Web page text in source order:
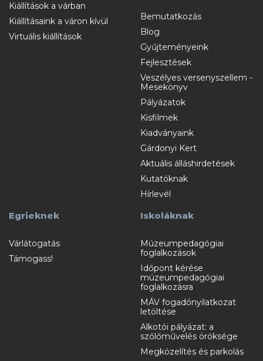
Kiállítások a várban
Kiállításaink a váron kívül
Virtuális kiállítások
Bemutatkozás
Blog
Gyűjteményeink
Fejlesztések
Veszélyes versenyszellem -
Mesekönyv
Pályázatok
Kisfilmek
Kiadványaink
Gárdonyi Kert
Aktuális álláshirdetések
Kutatóknak
Hírlevél
Egrieknek
Várlátogatás
Támogass!
Iskoláknak
Múzeumpedagógiai
foglalkozások
Időpont kérése
múzeumpedagógiai
foglalkozásra
MÁV fogadónyilatkozat
letöltése
Alkotói pályázat: a
szőlőművelés öröksége
Megközelítés és parkolás